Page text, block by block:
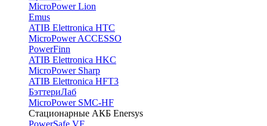
MicroPower Lion
Emus
ATIB Elettronica HTC
MicroPower ACCESSO
PowerFinn
ATIB Elettronica HKC
MicroPower Sharp
ATIB Elettronica HFT3
БэттериЛаб
MicroPower SMC-HF
Стационарные АКБ Enersys
PowerSafe VF